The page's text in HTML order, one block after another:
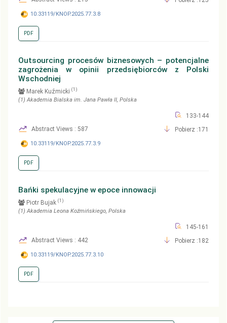
10.33119/KNOP.2025.77.3.8
PDF
Outsourcing procesów biznesowych – potencjalne
zagrożenia w opinii przedsiębiorców z Polski
Wschodniej
Marek Kuźmicki (1)
(1) Akademia Bialska im. Jana Pawła II , Polska
133-144
Abstract Views : 587
Pobierz :171
10.33119/KNOP.2025.77.3.9
PDF
Bańki spekulacyjne w epoce innowacji
Piotr Bujak (1)
(1) Akademia Leona Koźmińskiego , Polska
145-161
Abstract Views : 442
Pobierz :182
10.33119/KNOP.2025.77.3.10
PDF